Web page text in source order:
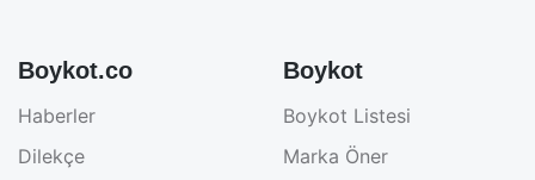
Boykot.co
Haberler
Dilekçe
Boykot
Boykot Listesi
Marka Öner